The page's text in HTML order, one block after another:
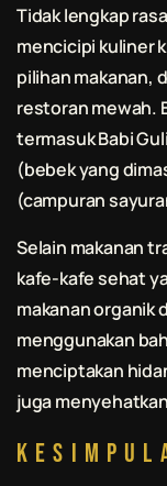
Tidak lengkap
mencicipi kuliner
pilihan makanan,
restoran mewah.
termasuk Babi
(bebek yang
(campuran
Selain makanan
kafe-kafe sehat
makanan organik
menggunakan
menciptakan
juga